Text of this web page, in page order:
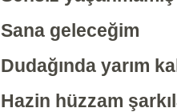
Sana geleceğim
Dudağında yarım
Hazin hüzzam